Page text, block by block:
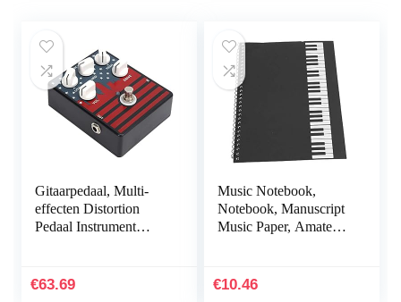
Gitaarpedaal, Multi-
effecten Distortion
Pedaal Instrument
en Bas voor…
€63.69
Music Notebook,
Notebook, Manuscript
Music Paper, Amateurs
piano pattern)
€10.46